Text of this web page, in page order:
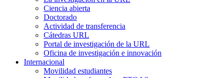
Ciencia abierta
Doctorado
Actividad de transferencia
Cátedras URL
Portal de investigación de la URL
Oficina de investigación e innovación
Internacional
Movilidad estudiantes